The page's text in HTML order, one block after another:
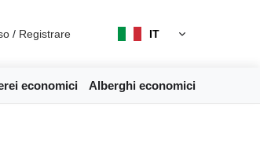
/ Registrare IT
economici Alberghi economici